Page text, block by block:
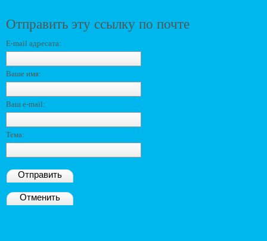
Отправить эту ссылку по почте
E-mail адресата:
Ваше имя:
Ваш e-mail:
Тема:
Отправить
Отменить